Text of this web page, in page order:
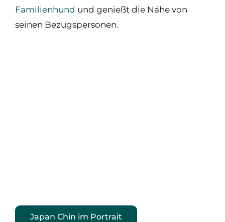
Familienhund und genießt die Nähe von
seinen Bezugspersonen.
Japan Chin im Portrait